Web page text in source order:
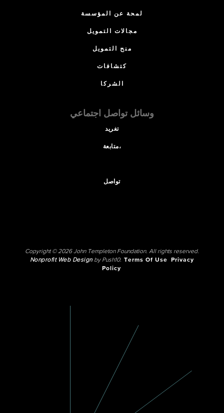
لمحة عن المؤسسة
مجالات التمويل
منح التمويل
كتشافات
الشركا
وسائل تواصل اجتماعي
تغريد
متابعة،
تواصل
Copyright © 2026 John Templeton Foundation. All rights reserved.
Nonprofit Web Designby Push10. Terms Of Use
Privacy
Policy